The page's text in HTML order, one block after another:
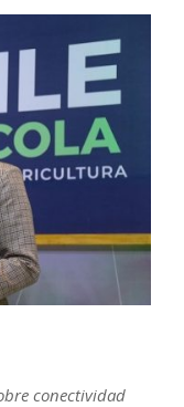
conectividad